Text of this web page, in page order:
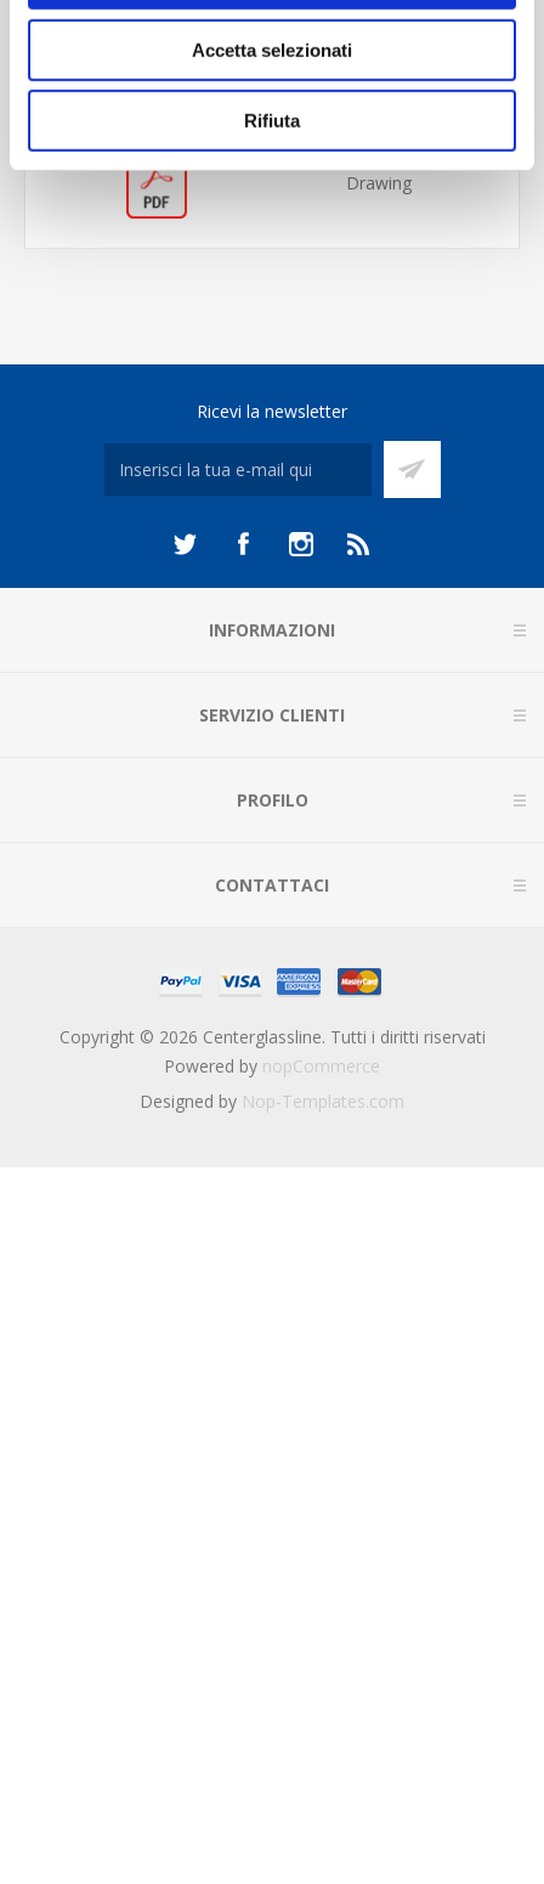
Accetta selezionati
Rifiuta
REVIEWS
CONTACT US
Drawing
Ricevi la newsletter
INFORMAZIONI
SERVIZIO CLIENTI
PROFILO
CONTATTACI
Copyright © 2026 Centerglassline. Tutti i diritti riservati
Powered by nopCommerce
Designed by Nop-Templates.com